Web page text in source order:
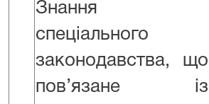
Знання
спеціального
законодавства, що
пов’язане із